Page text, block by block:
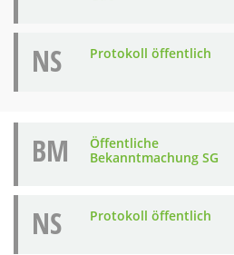
NS Protokoll öffentlich
BM
Öffentliche
Bekanntmachung SG
NS Protokoll öffentlich